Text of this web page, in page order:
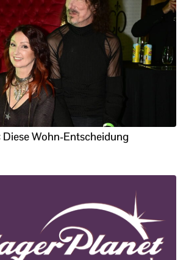
Wohn-Entscheidung